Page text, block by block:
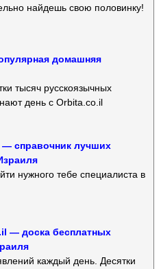
найдешь свою половинку!
домашняя
тысяч русскоязычных
день с Orbita.co.il
справочник лучших
нужного тебе специалиста в
— доска бесплатных
каждый день. Десятки